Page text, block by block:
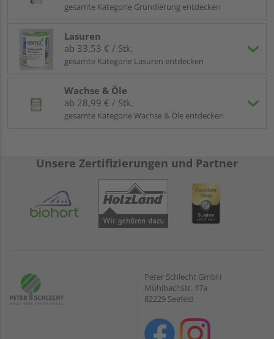
gesamte Kategorie Grundierung entdecken
Lasuren
ab 33,53 € / Stk.
gesamte Kategorie Lasuren entdecken
Wachse & Öle
ab 28,99 € / Stk.
gesamte Kategorie Wachse & Öle entdecken
Unsere Zertifizierungen und Partner
Peter Schlecht GmbH
Mühlbachstr. 17a
82229 Seefeld